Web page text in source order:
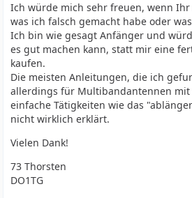
Ich würde mich sehr freuen, wenn
was ich falsch gemacht habe oder
Ich bin wie gesagt Anfänger und
es gut machen kann, statt mir eine
kaufen.
Die meisten Anleitungen, die ich
allerdings für Multibandantennen mit
einfache Tätigkeiten wie das
nicht wirklich erklärt.
Vielen Dank!
73 Thorsten
DO1TG